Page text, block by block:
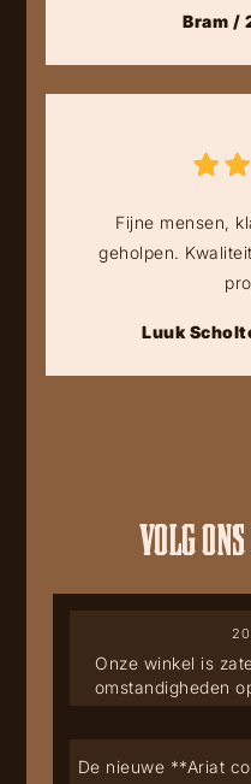
Bram /
Fijne mensen,
geholpen.
Luuk
VOLG
Onze winkel is
omstandigheden
De nieuwe **Ariat